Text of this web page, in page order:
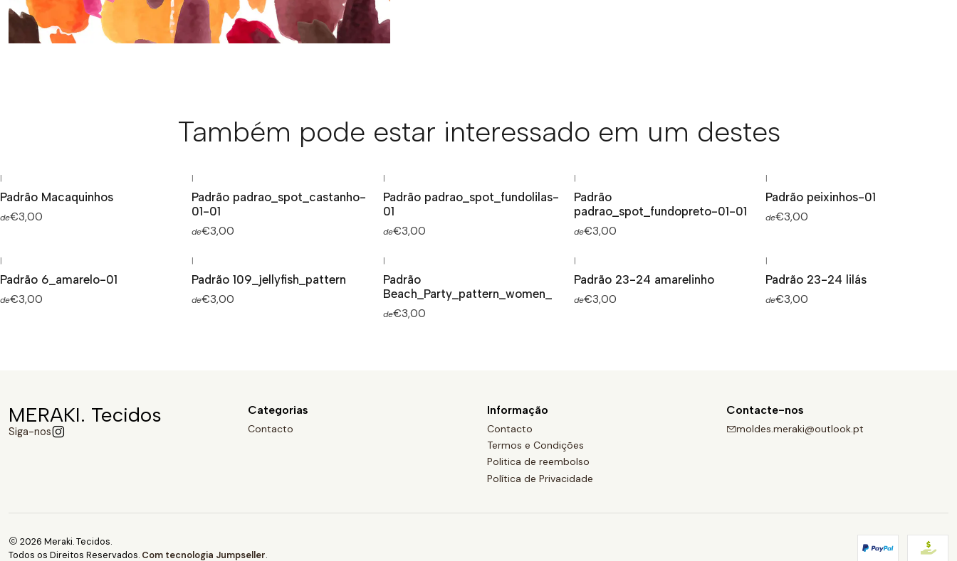
Também pode estar interessado em um destes
|
Padrão Macaquinhos
de€3,00
|
Padrão padrao_spot_castanho-
01-01
de€3,00
|
Padrão padrao_spot_fundolilas-
01
de€3,00
|
Padrão
padrao_spot_fundopreto-01-01
de€3,00
|
Padrão peixinhos-01
de€3,00
|
Padrão 6_amarelo-01
de€3,00
|
Padrão 109_jellyfish_pattern
de€3,00
|
Padrão
Beach_Party_pattern_women_
de€3,00
|
Padrão 23-24 amarelinho
de€3,00
|
Padrão 23-24 lilás
de€3,00
MERAKI. Tecidos
Siga-nos
Categorias
Contacto
Informação
Contacto
Termos e Condições
Politica de reembolso
Política de Privacidade
Contacte-nos
moldes.meraki@outlook.pt
2026 Meraki. Tecidos.
Todos os Direitos Reservados. Com tecnologia Jumpseller.